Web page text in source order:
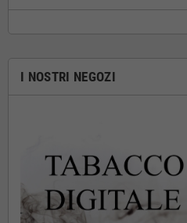
I NOSTRI NEGOZI